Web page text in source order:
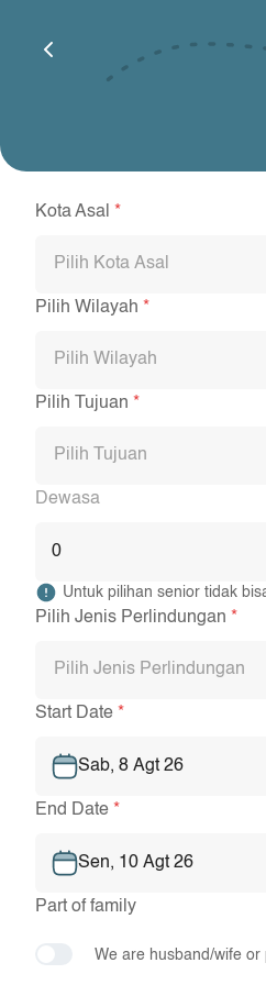
Kota Asal *
Pilih Kota Asal
Pilih Wilayah *
Pilih Wilayah
Pilih Tujuan *
Pilih Tujuan
Dewasa
0
Untuk pilihan senior tidak
Pilih Jenis Perlindungan *
Pilih Jenis Perlindungan
Start Date *
Sab, 8 Agt 26
End Date *
Sen, 10 Agt 26
Part of family
We are husband/wife or